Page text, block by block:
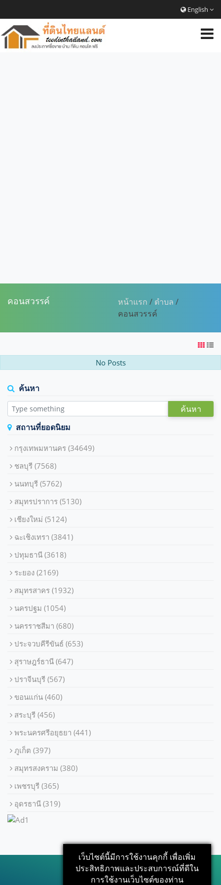
English
คอนสวรรค์ หน้าแรก / ตำบล /
คอนสวรรค์
No Posts
ค้นหา
ค้นหา
สถานที่ยอดนิยม
กรุงเทพมหานคร
(34649)
ชลบุรี
(7568)
นนทบุรี
(5762)
สมุทรปราการ
(5130)
เชียงใหม่
(5124)
ฉะเชิงเทรา
(3841)
ปทุมธานี
(3618)
ระยอง
(2169)
สมุทรสาคร
(1932)
นครปฐม
(1054)
นครราชสีมา
(680)
ประจวบคีรีขันธ์
(653)
สุราษฎร์ธานี
(647)
ปราจีนบุรี
(567)
ขอนแก่น
(460)
สระบุรี
(456)
พระนครศรีอยุธยา
(441)
ภูเก็ต
(397)
สมุทรสงคราม
(380)
เพชรบุรี
(365)
อุดรธานี
(319)
เว็บไซต์นี้มีการใช้งานคุกกี้ เพื่อเพิ่ม
ประสิทธิภาพและประสบการณ์ที่ดีใน
การใช้งานเว็บไซต์ของท่าน